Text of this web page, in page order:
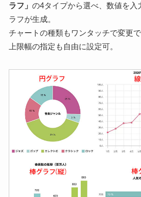
ラフ」 の4タイプから選べ、数値を入
ラフが生成。
チャートの種類もワンタッチで変更
上限幅の指定も自由に設定可。